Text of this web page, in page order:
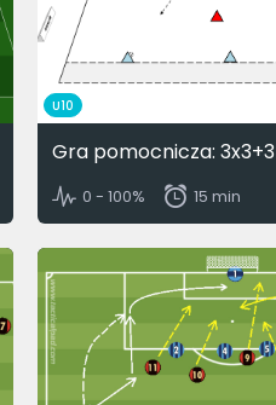
U10
Gra pomocnicza: 3x3+3
0 - 100% 15 min